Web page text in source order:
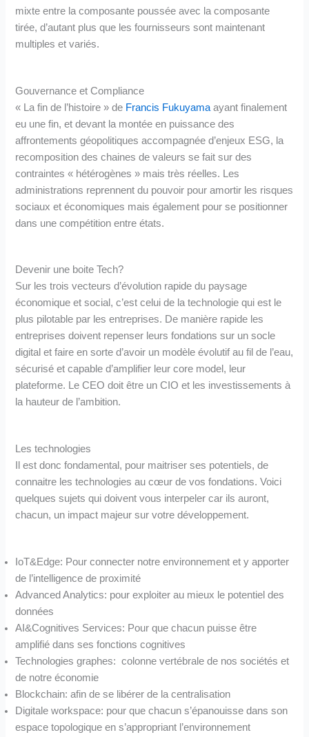
mixte entre la composante poussée avec la composante
tirée, d’autant plus que les fournisseurs sont maintenant
multiples et variés.
Gouvernance et Compliance
« La fin de l’histoire » de Francis Fukuyama ayant finalement
eu une fin, et devant la montée en puissance des
affrontements géopolitiques accompagnée d’enjeux ESG, la
recomposition des chaines de valeurs se fait sur des
contraintes « hétérogènes » mais très réelles. Les
administrations reprennent du pouvoir pour amortir les risques
sociaux et économiques mais également pour se positionner
dans une compétition entre états.
Devenir une boite Tech?
Sur les trois vecteurs d’évolution rapide du paysage
économique et social, c’est celui de la technologie qui est le
plus pilotable par les entreprises. De manière rapide les
entreprises doivent repenser leurs fondations sur un socle
digital et faire en sorte d’avoir un modèle évolutif au fil de l’eau,
sécurisé et capable d’amplifier leur core model, leur
plateforme. Le CEO doit être un CIO et les investissements à
la hauteur de l’ambition.
Les technologies
Il est donc fondamental, pour maitriser ses potentiels, de
connaitre les technologies au cœur de vos fondations. Voici
quelques sujets qui doivent vous interpeler car ils auront,
chacun, un impact majeur sur votre développement.
IoT&Edge: Pour connecter notre environnement et y apporter
de l’intelligence de proximité
Advanced Analytics: pour exploiter au mieux le potentiel des
données
AI&Cognitives Services: Pour que chacun puisse être
amplifié dans ses fonctions cognitives
Technologies graphes: colonne vertébrale de nos sociétés et
de notre économie
Blockchain: afin de se libérer de la centralisation
Digitale workspace: pour que chacun s’épanouisse dans son
espace topologique en s’appropriant l’environnement